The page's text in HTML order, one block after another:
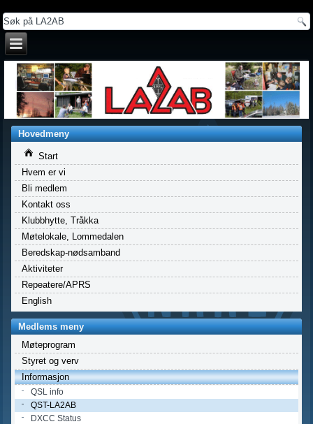
Hovedmeny
Start
Hvem er vi
Bli medlem
Kontakt oss
Klubbhytte, Tråkka
Møtelokale, Lommedalen
Beredskap-nødsamband
Aktiviteter
Repeatere/APRS
English
Medlems meny
Møteprogram
Styret og verv
Informasjon
QSL info
QST-LA2AB
DXCC Status